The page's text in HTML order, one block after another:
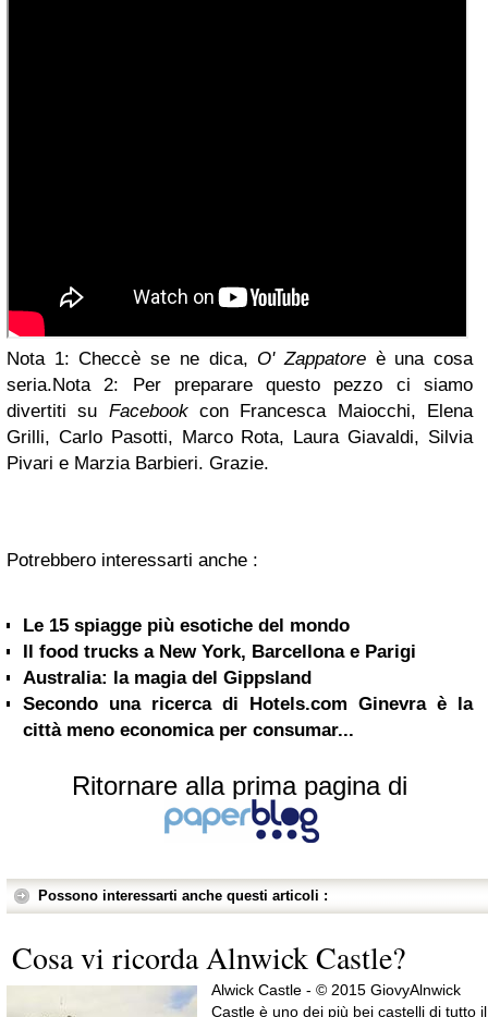
Nota 1: Checcè se ne dica, O' Zappatoreè una cosa
seria.Nota 2: Per preparare questo pezzo ci siamo
divertitisu Facebook con Francesca Maiocchi, Elena
Grilli, Carlo Pasotti, Marco Rota, Laura Giavaldi, Silvia
Pivari e Marzia Barbieri. Grazie.
Potrebbero interessarti anche :
Le 15 spiagge più esotiche del mondo
Il food trucks a New York, Barcellona e Parigi
Australia: la magia del Gippsland
Secondo una ricerca di Hotels.com Ginevra è la
città meno economica per consumar...
Ritornare alla prima pagina di
Possono interessarti anche questi articoli :
Cosa vi ricorda Alnwick Castle?
Alwick Castle - © 2015 GiovyAlnwick
Castle è uno dei più bei castelli di tutto il